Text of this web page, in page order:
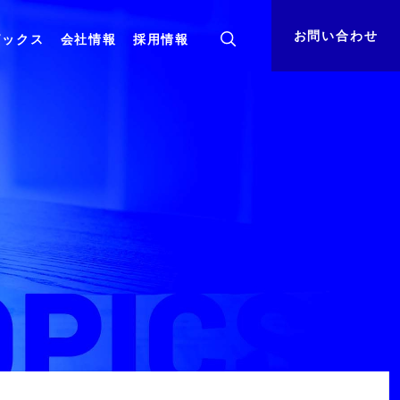
売業向けサービスインテグレーション
ラウドを活用した小売業様向けDX推進サー
クス 会社情報
サステナビリティ
採用情報 お問い合わせ